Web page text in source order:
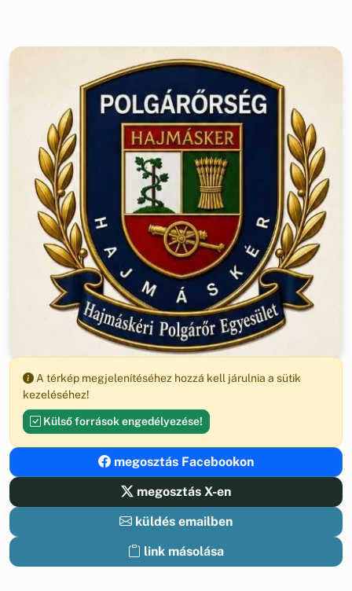
A térkép megjelenítéséhez hozzá kell járulnia a sütik
kezeléséhez!
Külső források engedélyezése!
megosztás Facebookon
megosztás X-en
küldés emailben
link másolása